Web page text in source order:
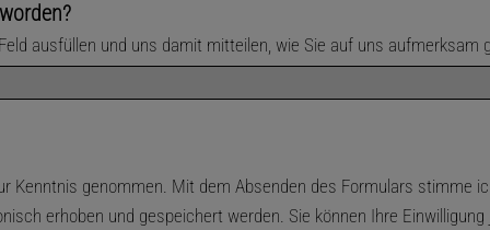
ausfüllen und uns damit mitteilen, wie Sie auf uns aufmerksam
Kenntnis genommen. Mit dem Absenden des Formulars stimme
erhoben und gespeichert werden. Sie können Ihre